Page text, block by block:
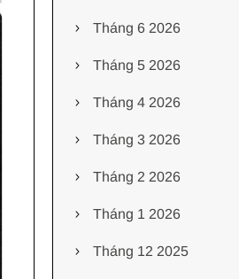
Tháng 6 2026
Tháng 5 2026
Tháng 4 2026
Tháng 3 2026
Tháng 2 2026
Tháng 1 2026
Tháng 12 2025